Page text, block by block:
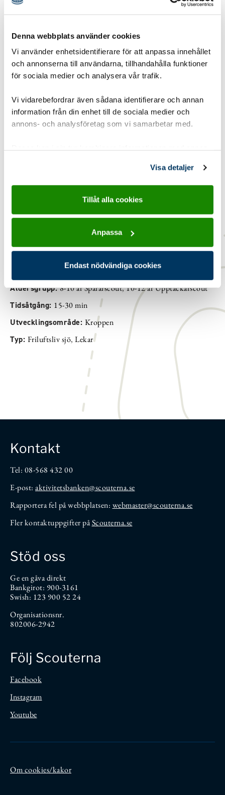
Denna webbplats använder cookies
Vi använder enhetsidentifierare för att anpassa innehållet
och annonserna till användarna, tillhandahålla funktioner
för sociala medier och analysera vår trafik.
Vi vidarebefordrar även sådana identifierare och annan
information från din enhet till de sociala medier och
annons- och analysföretag som vi samarbetar med.
samlat in när du har använt deras tjänster.
Visa detaljer
Tillåt alla cookies
Anpassa
Endast nödvändiga cookies
För de som gillar tävling så så kan man lägga till att den person
Säkerhet
Tänk på att inte alla har samma rörelseförmåga. Se till att
anpassa aktiviteten till din grupp.
Detaljinformation
8-15 pers,16 eller fler
Åldersgrupp:8-10 år Spårarscout,10-12 år Upptäckarscout
Tidsåtgång: 15-30 min
Utvecklingsområde: Kroppen
Typ: Friluftsliv sjö, Lekar
Kontakt
Tel: 08-568 432 00
E-post: aktivitetsbanken@scouterna.se
Rapportera fel på webbplatsen: webmaster@scouterna.se
Fler kontaktuppgifter påScouterna.se
Stöd oss
Ge en gåva direkt
Bankgirot: 900-3161
Swish: 123 900 52 24
Organisationsnr.
802006-2942
Följ Scouterna
Facebook
Instagram
Youtube
Om cookies/kakor